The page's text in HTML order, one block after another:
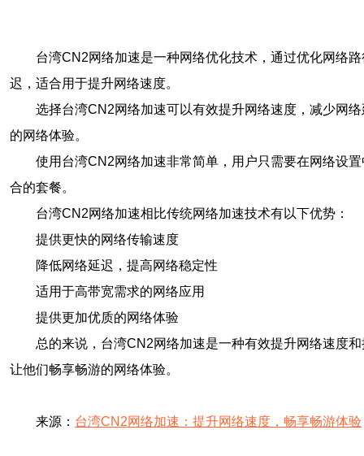
台湾CN2网络加速是一种网络优化技术，通过优化网络
迟，适合用于提升网络速度。
选择台湾CN2网络加速可以有效提升网络速度，减少网
的网络体验。
使用台湾CN2网络加速非常简单，用户只需要在网络设
合的套餐。
台湾CN2网络加速相比传统网络加速技术有以下优势：
提供更快的网络传输速度
降低网络延迟，提高网络稳定性
适用于高带宽需求的网络应用
提供更加优质的网络体验
总的来说，台湾CN2网络加速是一种有效提升网络速度
让他们畅享畅游的网络体验。
来源： 台湾CN2网络加速：提升网络速度，畅享畅游体验